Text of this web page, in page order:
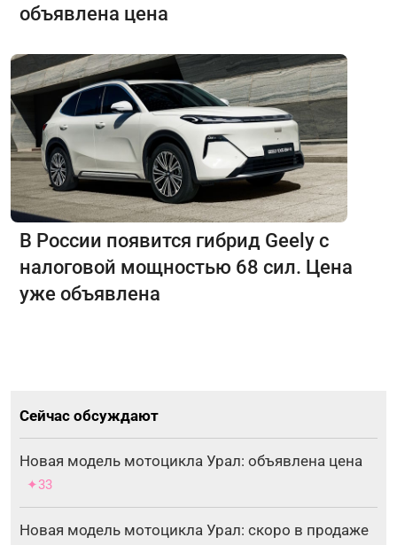
объявлена цена
В России появится гибрид Geely с
налоговой мощностью 68 сил. Цена
уже объявлена
Сейчас обсуждают
Новая модель мотоцикла Урал: объявлена цена
✦33
Новая модель мотоцикла Урал: скоро в продаже